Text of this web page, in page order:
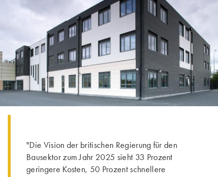
"Die Vision der britischen Regierung für den
Bausektor zum Jahr 2025 sieht 33 Prozent
geringere Kosten, 50 Prozent schnellere